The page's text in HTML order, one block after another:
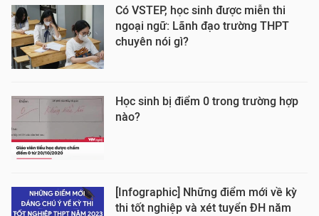
Có VSTEP, học sinh được miễn thi
ngoại ngữ: Lãnh đạo trường THPT
chuyên nói gì?
Học sinh bị điểm 0 trong trường hợp
nào?
[Infographic] Những điểm mới về kỳ
thi tốt nghiệp và xét tuyển ĐH năm